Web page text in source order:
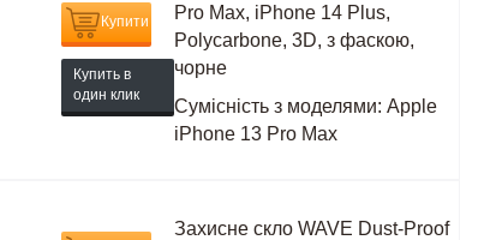
Купити
Купить в
один клик
Pro Max, iPhone 14 Plus,
Polycarbone, 3D, з фаскою,
чорне
Сумісність з моделями: Apple
iPhone 13 Pro Max
Захисне скло WAVE Dust-Proof